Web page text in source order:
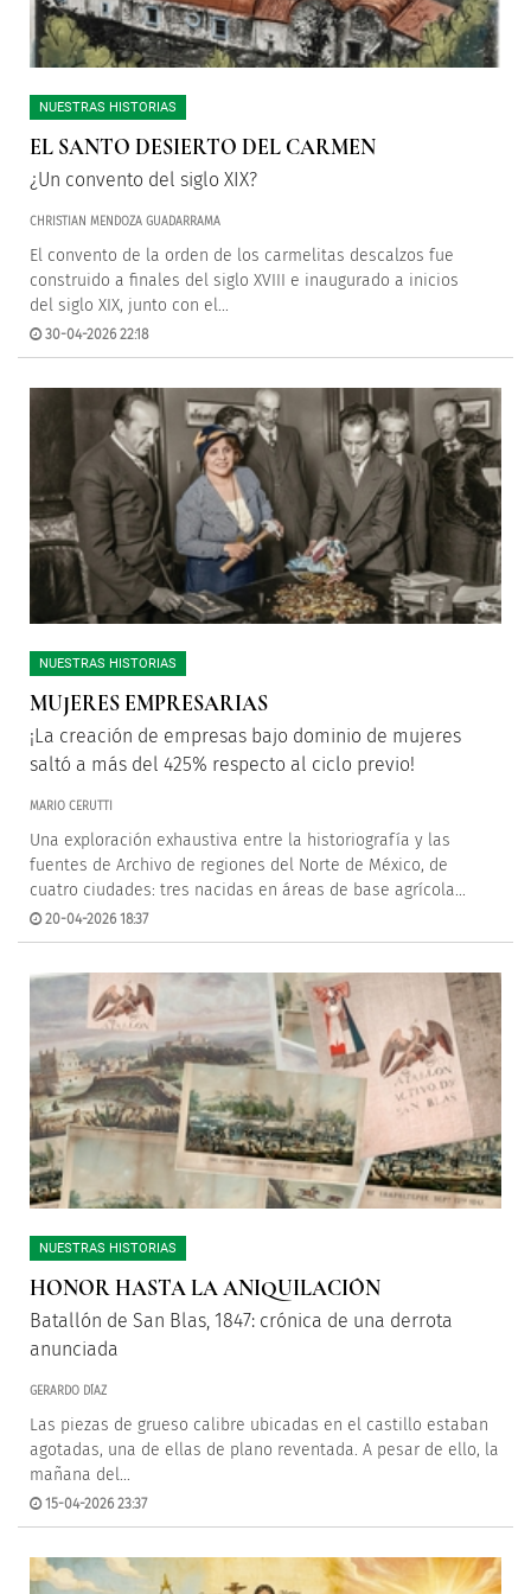
NUESTRAS HISTORIAS
EL SANTO DESIERTO DEL CARMEN
¿Un convento del siglo XIX?
CHRISTIAN MENDOZA GUADARRAMA
El convento de la orden de los carmelitas descalzos fue
construido a finales del siglo XVIII e inaugurado a inicios
del siglo XIX, junto con el...
30-04-2026 22:18
NUESTRAS HISTORIAS
MUJERES EMPRESARIAS
¡La creación de empresas bajo dominio de mujeres
saltó a más del 425% respecto al ciclo previo!
MARIO CERUTTI
Una exploración exhaustiva entre la historiografía y las
fuentes de Archivo de regiones del Norte de México, de
cuatro ciudades: tres nacidas en áreas de base agrícola...
20-04-2026 18:37
NUESTRAS HISTORIAS
HONOR HASTA LA ANIQUILACIÓN
Batallón de San Blas, 1847: crónica de una derrota
anunciada
GERARDO DÍAZ
Las piezas de grueso calibre ubicadas en el castillo estaban
agotadas, una de ellas de plano reventada. A pesar de ello, la
mañana del...
15-04-2026 23:37